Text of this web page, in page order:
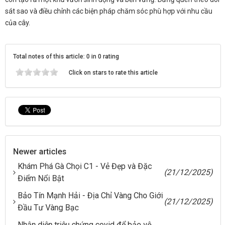
sát sao và điều chỉnh các biện pháp chăm sóc phù hợp với nhu cầu
của cây.
Total notes of this article: 0 in 0 rating
Click on stars to rate this article
Newer articles
Khám Phá Gà Chọi C1 - Vẻ Đẹp và Đặc
Điểm Nổi Bật
(21/12/2025)
Bảo Tín Mạnh Hải - Địa Chỉ Vàng Cho Giới
Đầu Tư Vàng Bạc
(21/12/2025)